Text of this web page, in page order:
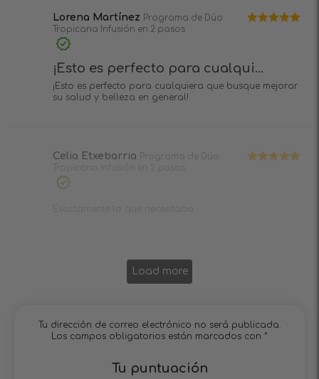
Lorena Martínez Programa de Dúo
Tropicana Infusión en 2 pasos
¡Esto es perfecto para cualqui...
¡Esto es perfecto para cualquiera que busque mejorar
su salud y belleza en general!
Celia Etxebarria
Programa de Dúo
Load more
Tu dirección de correo electrónico no será publicada.
Los campos obligatorios están marcados con *
Tu puntuación